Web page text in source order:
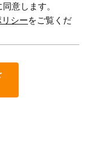
意します。
シーをご覧くだ